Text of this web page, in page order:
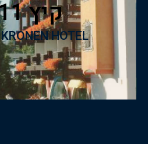
קיץ 2011
KRONEN HOTEL | אוסטריה
קיץ 2011
KRONEN HOTEL | אוסטריה